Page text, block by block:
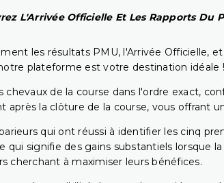
L'Arrivée Officielle Et Les Rapports Du
les résultats PMU, l'Arrivée Officielle,
plateforme est votre destination idéale !
de la course dans l'ordre exact,
après la clôture de la course, vous offrant
qui ont réussi à identifier les cinq
signifie des gains substantiels lorsque
cherchant à maximiser leurs bénéfices.